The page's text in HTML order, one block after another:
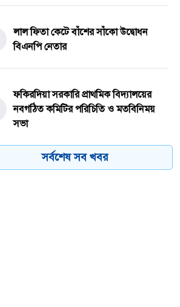
লাল ফিতা কেটে বাঁশের সাঁকো উদ্বোধন
বিএনপি নেতার
ফকিরদিয়া সরকারি প্রাথমিক বিদ্যালয়ের
নবগঠিত কমিটির পরিচিতি ও মতবিনিময়
সভা
নদীভাঙনে মানুষের বসতবাড়ি, বাজার,
সর্বশেষ সব খবর